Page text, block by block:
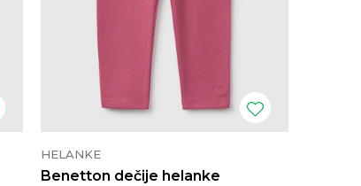
HELANKE
Benetton dečije helanke